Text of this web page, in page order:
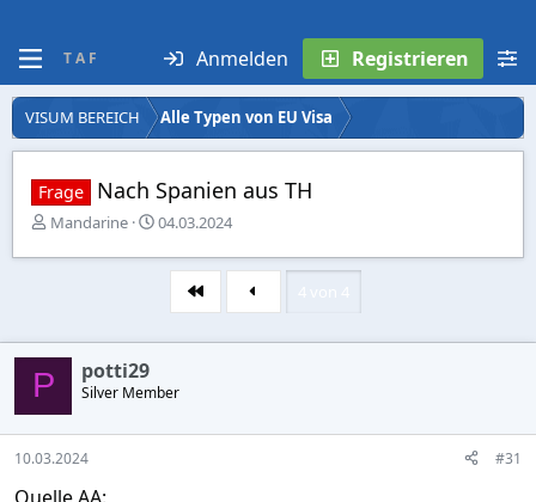
T A F Anmelden Registrieren
VISUM BEREICH Alle Typen von EU Visa
Frage Nach Spanien aus TH
E
s
l
e
r
Mandarine
E
s
l
a
04.03.2024
Erste
P potti29
Silver Member
10.03.2024 #31